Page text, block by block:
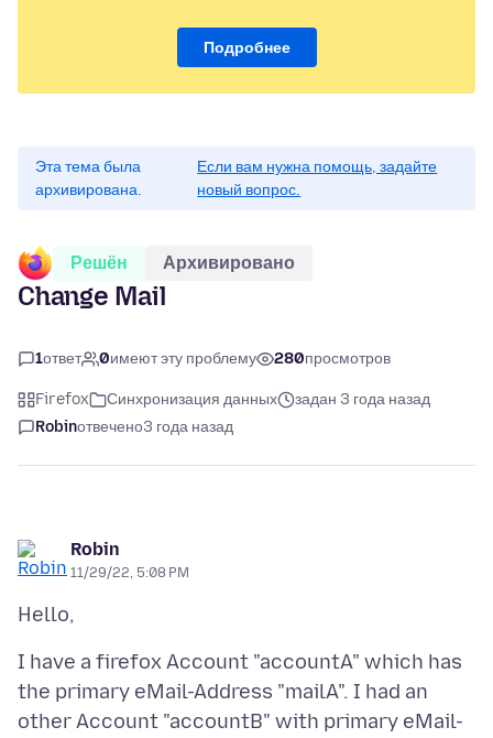
Подробнее
Эта тема была
архивирована.
Если вам нужна помощь, задайте
новый вопрос.
Решён Архивировано
Change Mail
1ответ 0имеют эту проблему 280просмотров
Firefox Синхронизация данных
задан 3 года назад
Robinотвечено3 года назад
Robin
11/29/22, 5:08 PM
I have a firefox Account "accountA" which has
the primary eMail-Address "mailA". I had an
other Account "accountB" with primary eMail-